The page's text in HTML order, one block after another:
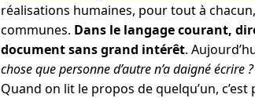
réalisations humaines, pour tout à
communes. Dans le langage courant,
document sans grand intérêt.
chose que personne d’autre n’a daigné écrire
Quand on lit le propos de quelqu’un,